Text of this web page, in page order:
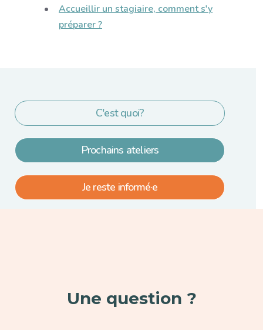
C'est quoi?
Prochains ateliers
Je reste informé·e
Accueillir un stagiaire, comment s'y
préparer ?
Une question ?